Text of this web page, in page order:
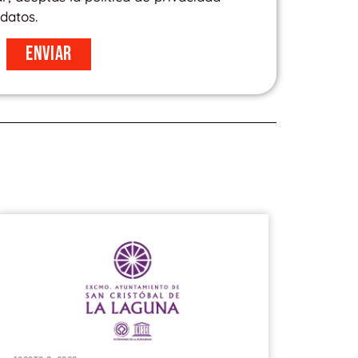
Enviar